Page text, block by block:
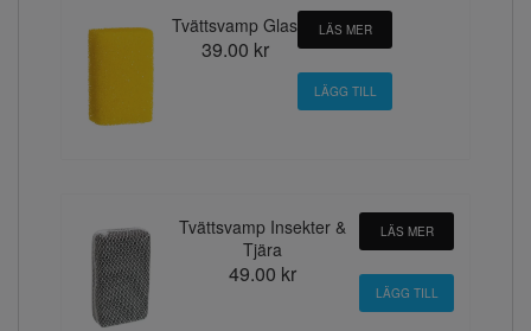
Tvättsvamp Glas
39.00 kr
LÄS MER
Tvättsvamp Insekter &
Tjära
49.00 kr
LÄS MER